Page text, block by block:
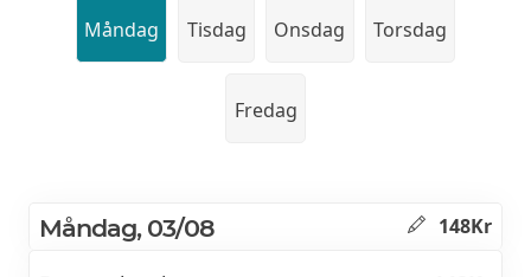
Måndag Tisdag Onsdag Torsdag
Fredag
Måndag, 03/08 148Kr